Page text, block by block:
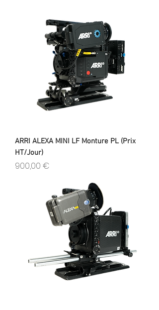
ARRI ALEXA MINI LF Monture PL (Prix
HT/Jour)
Prix
900,00 €